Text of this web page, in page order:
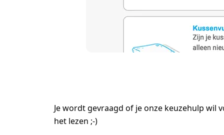
Je wordt gevraagd of je onze keuzehulp wil
het lezen ;-)